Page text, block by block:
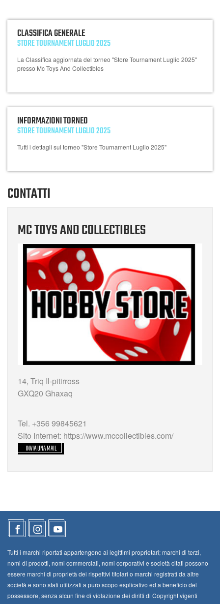
CLASSIFICA GENERALE
STORE TOURNAMENT LUGLIO 2025
La Classifica aggiornata del torneo "Store Tournament Luglio 2025"
presso Mc Toys And Collectibles
INFORMAZIONI TORNEO
STORE TOURNAMENT LUGLIO 2025
Tutti i dettagli sul torneo "Store Tournament Luglio 2025"
CONTATTI
MC TOYS AND COLLECTIBLES
14, Triq Il-pitirross
GXQ20 Ghaxaq
Tel. +356 99845621
Sito Internet: https://www.mccollectibles.com/
INVIA UNA MAIL
Tutti i marchi riportati appartengono ai legittimi proprietari; marchi di terzi,
nomi di prodotti, nomi commerciali, nomi corporativi e società citati possono
essere marchi di proprietà dei rispettivi titolari o marchi registrati da altre
società e sono stati utilizzati a puro scopo esplicativo ed a beneficio del
possessore, senza alcun fine di violazione dei diritti di Copyright vigenti